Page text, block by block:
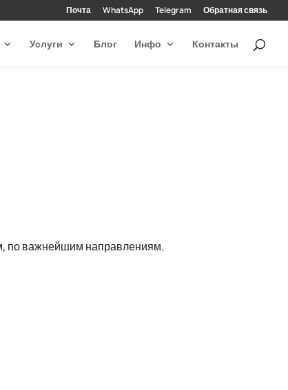
Почта WhatsApp Telegram Обратная связь
Услуги Блог Инфо Контакты
по важнейшим направлениям.